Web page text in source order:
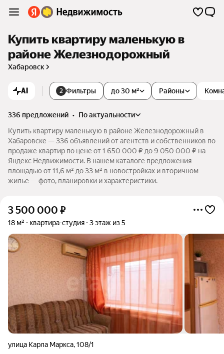
Купить квартиру маленькую в
районе Железнодорожный
Хабаровск
AI 2 Фильтры до 30 м² Районы
336 предложений •
по актуальности
Купить квартиру маленькую в районе Железнодорожный в
Хабаровске — 336 объявлений от агентств и собственников по
продаже квартир по цене от 1 650 000 ₽ до 9 050 000 ₽ на
Яндекс Недвижимости. В нашем каталоге предложения
площадью от 11,6 м² до 33 м² в новостройках и вторичном
жилье — фото, планировки и характеристики.
3 500 000 ₽
18 м² квартира-студия 3 этаж из 5
улица Карла Маркса,108/1